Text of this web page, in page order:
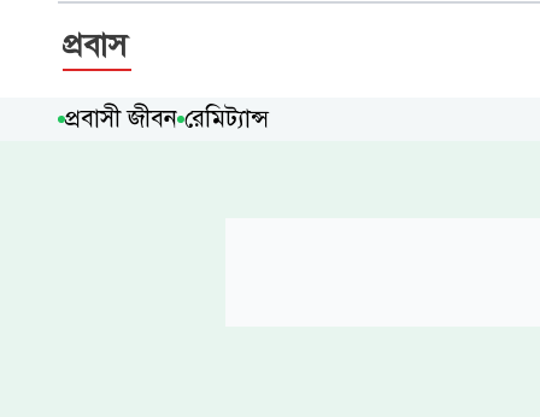
প্রবাস
প্রবাসী জীবন রেমিট্যান্স